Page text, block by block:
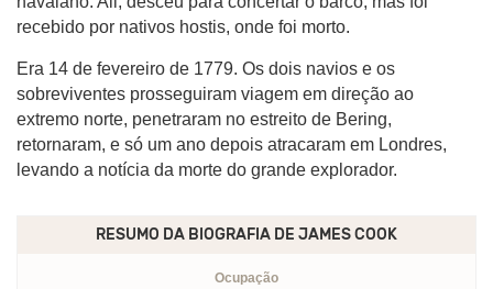
recebido por nativos hostis, onde foi morto.
Era 14 de fevereiro de 1779. Os dois navios e os
sobreviventes prosseguiram viagem em direção ao
extremo norte, penetraram no estreito de Bering,
retornaram, e só um ano depois atracaram em Londres,
levando a notícia da morte do grande explorador.
RESUMO DA BIOGRAFIA DE JAMES COOK
Ocupação